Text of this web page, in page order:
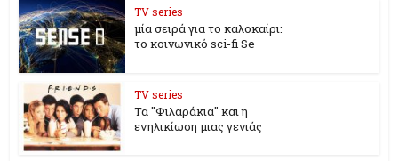
TV series
μία σειρά για το καλοκαίρι:
το κοινωνικό sci-fi Se
TV series
Τα "Φιλαράκια'' και η
ενηλικίωση μιας γενιάς